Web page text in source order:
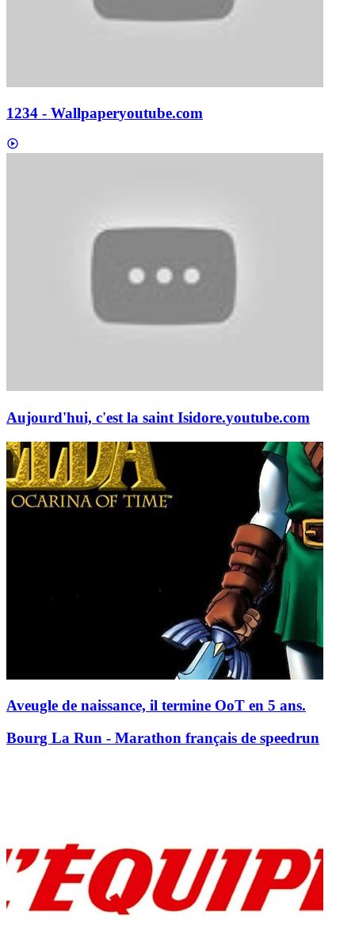
1234 - Wallpaperyoutube.com
Aujourd'hui, c'est la saint Isidore.youtube.com
Aveugle de naissance, il termine OoT en 5 ans.
Bourg La Run - Marathon français de speedrun